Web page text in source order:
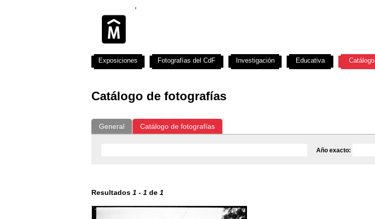
Catálogo de fotografías
General Catálogo de fotografías
Año exacto:
Resultados 1 - 1 de 1
Exposiciones Fotografías del CdF Investigación Educativa Catálogo